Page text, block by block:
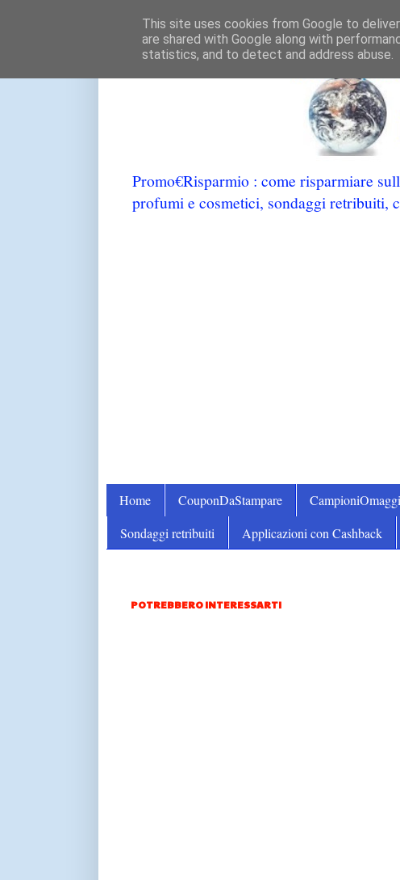
Promo€Risparmio : come risparmiare
profumi e cosmetici, sondaggi retribuiti,
Home CouponDaStampare
Sondaggi retribuiti
Applicazioni con Cashback
POTREBBERO INTERESSARTI
This site uses cookies from Google to
are shared with Google along with
statistics, and to detect and address abuse.